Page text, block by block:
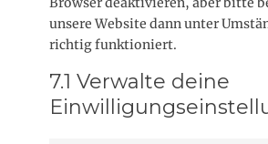
unsere Website dann unter
richtig funktioniert.
7.1 Verwalte deine